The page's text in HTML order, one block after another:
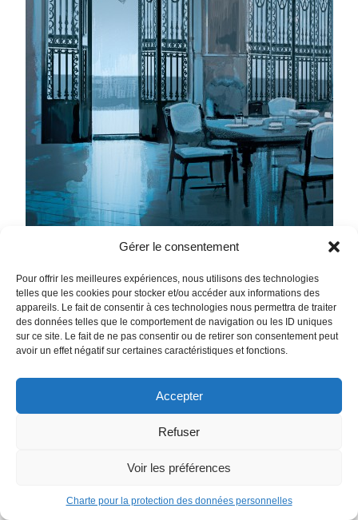
Gérer le consentement
Pour offrir les meilleures expériences, nous utilisons des technologies
telles que les cookies pour stocker et/ou accéder aux informations des
appareils. Le fait de consentir à ces technologies nous permettra de traiter
des données telles que le comportement de navigation ou les ID uniques
sur ce site. Le fait de ne pas consentir ou de retirer son consentement peut
avoir un effet négatif sur certaines caractéristiques et fonctions.
Accepter
Refuser
Voir les préférences
Charte pour la protection des données personnelles
The Nice House by the Sea Tome 1
Aucun des douze convives de cette belle demeure en bord
de Méditerranée ne connaissait Max. Elle connaissait
géants de l’industrie et du savoir moderne, chacun d’entre
monde et incarner l’avenir de l’Humanité, tous ont accepté